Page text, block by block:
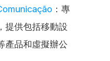
：專
提供包括移動設
產品和虛擬辦公